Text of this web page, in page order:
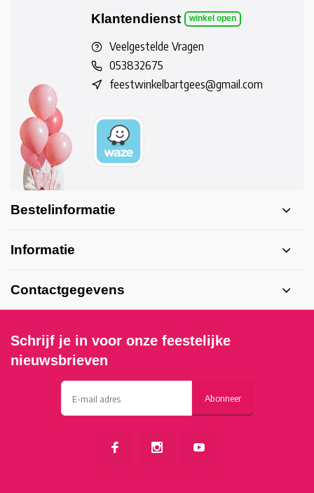
Klantendienst winkel open
Veelgestelde Vragen
053832675
feestwinkelbartgees@gmail.com
Bestelinformatie
Informatie
Contactgegevens
Schrijf je in voor onze feestelijke
nieuwsbrieven
Abonneer